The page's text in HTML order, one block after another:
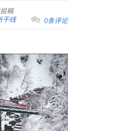
稿
干线 0条评论